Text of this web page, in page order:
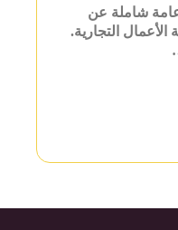
شاملة عن
الأعمال التجارية.